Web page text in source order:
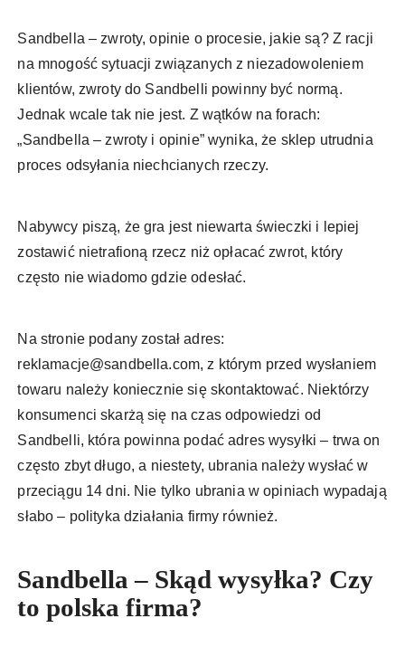
Sandbella – zwroty, opinie o procesie, jakie są? Z racji
na mnogość sytuacji związanych z niezadowoleniem
klientów, zwroty do Sandbelli powinny być normą.
Jednak wcale tak nie jest. Z wątków na forach:
„Sandbella – zwroty i opinie” wynika, że sklep utrudnia
proces odsyłania niechcianych rzeczy.
Nabywcy piszą, że gra jest niewarta świeczki i lepiej
zostawić nietrafioną rzecz niż opłacać zwrot, który
często nie wiadomo gdzie odesłać.
Na stronie podany został adres:
reklamacje@sandbella.com, z którym przed wysłaniem
towaru należy koniecznie się skontaktować. Niektórzy
konsumenci skarżą się na czas odpowiedzi od
Sandbelli, która powinna podać adres wysyłki – trwa on
często zbyt długo, a niestety, ubrania należy wysłać w
przeciągu 14 dni. Nie tylko ubrania w opiniach wypadają
słabo – polityka działania firmy również.
Sandbella – Skąd wysyłka? Czy
to polska firma?